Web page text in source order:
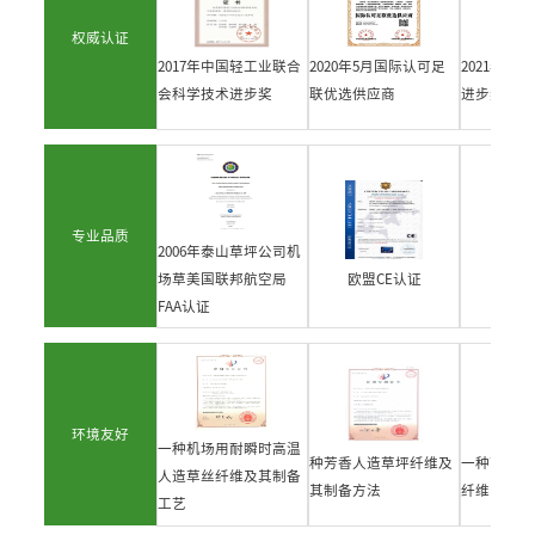
权威认证
2017年中国轻工业联合
会科学技术进步奖
2020年5月国际认可足
联优选供应商
2021年山
进步奖一等
专业品质
2006年泰山草坪公司机
场草美国联邦航空局
FAA认证
欧盟CE认证
环境友好
一种机场用耐瞬时高温
人造草丝纤维及其制备
工艺
种芳香人造草坪纤维及
其制备方法
一种可降
纤维